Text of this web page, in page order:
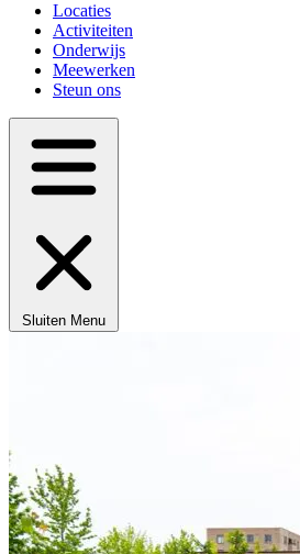
Locaties
Activiteiten
Onderwijs
Meewerken
Steun ons
Sluiten Menu